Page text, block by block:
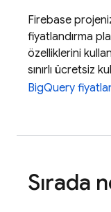
Firebase
fiyatlandırma
özelliklerini
sınırlı ücretsiz
BigQuery
Sırada